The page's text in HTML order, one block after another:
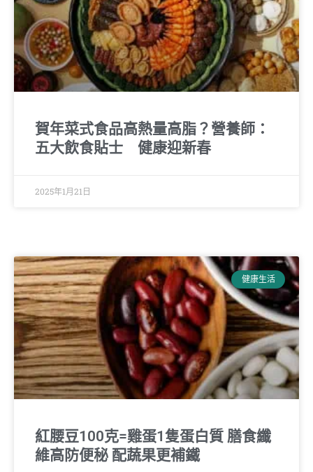
賀年菜式食品高熱量高脂？營養師：
五大飲食貼士 健康迎新春
2025年1月21日
健康生活
紅腰豆100克=雞蛋1隻蛋白質 膳食纖
維高防便秘 配蔬果更補鐵